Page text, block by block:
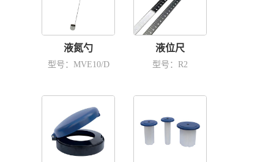
液氮勺
型号：MVE10/D
液位尺
型号：R2